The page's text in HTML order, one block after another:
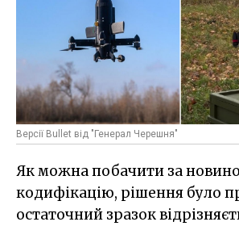
Версії Bullet від "Генерал Черешня"
Як можна побачити за
кодифікацію, рішення було
остаточний зразок